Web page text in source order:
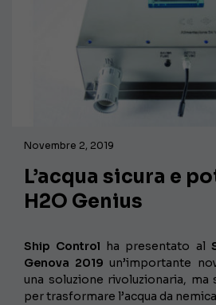
Novembre 2, 2019
L’acqua sicura e
H2O Genius
Ship Control ha presentato al
Genova 2019 un’importante
una soluzione rivoluzionaria,
per trasformare l’acqua da